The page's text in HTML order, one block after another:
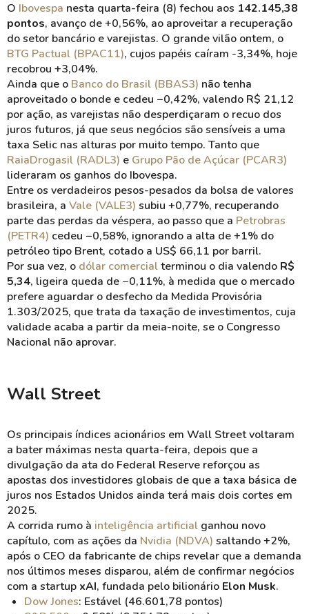
O Ibovespa nesta quarta-feira (8) fechou aos 142.145,38
pontos, avanço de +0,56%, ao aproveitar a recuperação
do setor bancário e varejistas. O grande vilão ontem, o
BTG Pactual (BPAC11), cujos papéis caíram -3,34%, hoje
recobrou +3,04%.
Ainda que o Banco do Brasil (BBAS3) não tenha
aproveitado o bonde e cedeu −0,42%, valendo R$ 21,12
por ação, as varejistas não desperdiçaram o recuo dos
juros futuros, já que seus negócios são sensíveis a uma
taxa Selic nas alturas por muito tempo. Tanto que
RaiaDrogasil (RADL3) e Grupo Pão de Açúcar (PCAR3)
lideraram os ganhos do Ibovespa.
Entre os verdadeiros pesos-pesados da bolsa de valores
brasileira, a Vale (VALE3) subiu +0,77%, recuperando
parte das perdas da véspera, ao passo que a Petrobras
(PETR4) cedeu −0,58%, ignorando a alta de +1% do
petróleo tipo Brent, cotado a US$ 66,11 por barril.
Por sua vez, o dólar comercialterminou o dia valendo R$
5,34, ligeira queda de −0,11%, à medida que o mercado
prefere aguardar o desfecho da Medida Provisória
1.303/2025, que trata da taxação de investimentos, cuja
validade acaba a partir da meia-noite, se o Congresso
Nacional não aprovar.
Wall Street
Os principais índices acionários em Wall Street voltaram
a bater máximas nesta quarta-feira, depois que a
divulgação da ata do Federal Reserve reforçou as
apostas dos investidores globais de que a taxa básica de
juros nos Estados Unidos ainda terá mais dois cortes em
2025.
A corrida rumo à inteligência artificial ganhou novo
capítulo, com as ações da Nvidia (NDVA) saltando +2%,
após o CEO da fabricante de chips revelar que a demanda
nos últimos meses disparou, além de confirmar negócios
com a startup xAI, fundada pelo bilionário Elon Musk.
Dow Jones: Estável (46.601,78 pontos)